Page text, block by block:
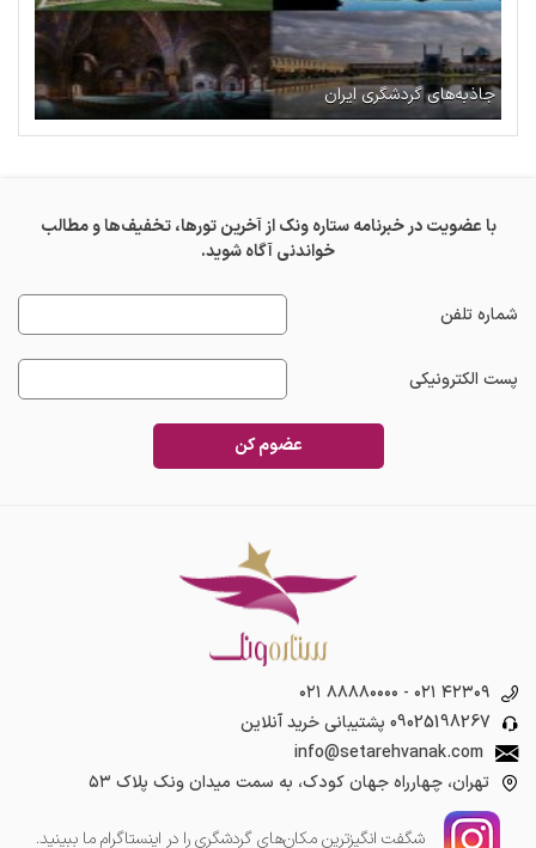
جاذبه‌های گردشگری ایران
با عضویت در خبرنامه ستاره ونک از آخرین تورها، تخفیف‌ها و مطالب
خواندنی آگاه شوید.
شماره تلفن
پست الکترونیکی
عضوم کن
۰۲۱ ۸۸۸۸۰۰۰۰ - ۰۲۱ ۴۲۳۰۹
09025198267 پشتیبانی خرید آنلاین
info@setarehvanak.com
تهران، چهارراه جهان کودک، به سمت میدان ونک پلاک ۵۳
شگفت انگیز‌ترین مکان‌های گردشگری را در اینستاگرام ما ببینید.